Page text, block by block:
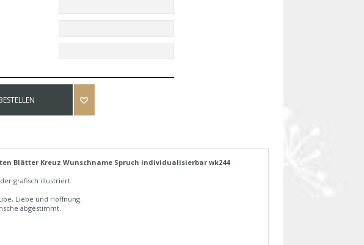
Blätter Kreuz Wunschname Spruch individualisierbar wk244
grafisch illustriert.
Liebe und Hoffnung.
abgestimmt.